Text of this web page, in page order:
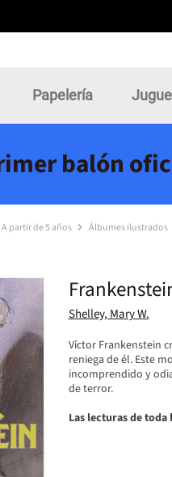
Papelería
balón
A partir de 5 años Álbumes ilustrados
Shelley, Mary W.
Víctor Frankenstein
reniega de él. Este
incomprendido y
de terror.
Las lecturas de